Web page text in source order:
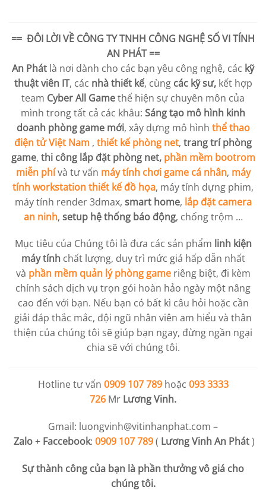
== ĐÔI LỜI VỀ CÔNG TY TNHH CÔNG NGHỆ SỐ VI TÍNH
AN PHÁT==
An Phát là nơi dành cho các bạn yêu công nghệ, các kỹ
thuật viên IT, các nhà thiết kế, cùng các kỹ sư, kết hợp
team Cyber All Gamethể hiện sự chuyên môn của
mình trong tất cả các khâu: Sáng tạo mô hình kinh
doanh phòng game mới, xây dựng mô hình thể thao
điện tử Việt Nam , thiết kế phòng net, trang trí phòng
game, thi công lắp đặt phòng net, phần mềm bootrom
miễn phívà tư vấn máy tính chơi game cá nhân, máy
tính workstationthiết kế đồ họa, máy tính dựng phim,
máy tính render 3dmax, smart home, lắp đặt camera
an ninh, setup hệ thống báo động, chống trộm …
Mục tiêu của Chúng tôi là đưa các sản phẩm linh kiện
máy tínhchất lượng, duy trì mức giá hấp dẫn nhất
và phần mềm quản lý phòng gameriêng biệt, đi kèm
chính sách dịch vụ trọn gói hoàn hảo ngày một nâng
cao đến với bạn. Nếu bạn có bất kì câu hỏi hoặc cần
giải đáp thắc mắc, đội ngũ nhân viên am hiểu và thân
thiện của chúng tôi sẽ giúp bạn ngay, đừng ngần ngại
chia sẽ với chúng tôi.
Hotline tư vấn 0909 107 789hoặc 093 3333
726 Mr Lương Vinh.
Gmail: luongvinh@vitinhanphat.com –
Zalo+ Faccebook: 0909 107 789( Lương Vinh An Phát)
Sự thành công của bạn là phần thưởng vô giá cho
chúng tôi.